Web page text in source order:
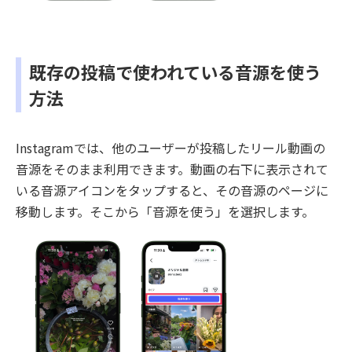
既存の投稿で使われている音源を使う
方法
Instagramでは、他のユーザーが投稿したリール動画の
音源をそのまま利用できます。動画の右下に表示されて
いる音源アイコンをタップすると、その音源のページに
移動します。そこから「音源を使う」を選択します。